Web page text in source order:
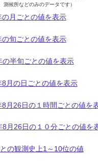
測候所などのみのデータです）
の月ごとの値を表示
の旬ごとの値を表示
の半旬ごとの値を表示
8月の日ごとの値を表示
8月26日の１時間ごとの値を
8月26日の１０分ごとの値を
の観測史上1～10位の値